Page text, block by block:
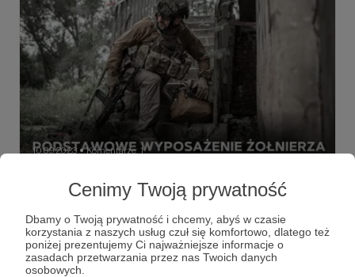
Cenimy Twoją prywatność
Dbamy o Twoją prywatność i chcemy, abyś w czasie
korzystania z naszych usług czuł się komfortowo, dlatego też
poniżej prezentujemy Ci najważniejsze informacje o
zasadach przetwarzania przez nas Twoich danych
osobowych.
10.09.2023 ● Komentarze: 1
Podstawowe wyposażenie żołnierza
jednostki specjalnej
Zastanawiałeś się kiedyś co ma przy sobie każdy żołnierz
jednostki specjalnej?
nagroda wyposażenie żołnierz jednostki specjalnej